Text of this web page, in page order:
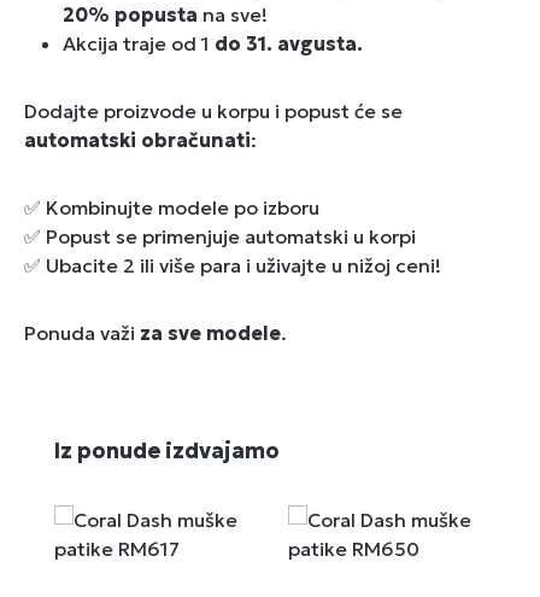
20% popusta na sve!
Akcija traje od 1 do 31. avgusta.
Dodajte proizvode u korpu i popust će se
automatski obračunati:
✅ Kombinujte modele po izboru
✅ Popust se primenjuje automatski u korpi
✅ Ubacite 2 ili više para i uživajte u nižoj ceni!
Ponuda važi za sve modele.
Preskoči galeriju proizvoda
Iz ponude izdvajamo